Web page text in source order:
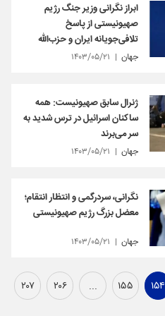
ابراز نگرانی وزیر جنگ رژیم
صهیونیستی از پاسخ
تلافی‌جویانه ایران و حزب‌الله
جهان ۱۴۰۳/۰۵/۲۱
ژنرال سابق صهیونیست: همه
ساکنان اسرائیل در ترس شدید به
سر می‌برند
جهان ۱۴۰۳/۰۵/۲۱
نگرانی، سردرگمی و انتظار انتقام؛
معضل بزرگ رژیم صهیونیستی
جهان ۱۴۰۳/۰۵/۲۱
۱۵۴ ۱۵۵ ... ۲۰۶ ۲۰۷